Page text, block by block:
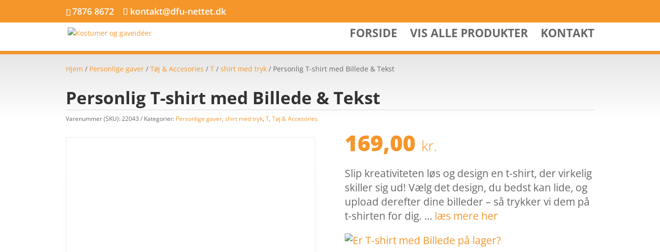
7876 8672 kontakt@dfu-nettet.dk
FORSIDE VIS ALLE PRODUKTER KONTAKT
Hjem / Personlige gaver /Tøj & Accesories /T /shirt med tryk / Personlig T-shirt med Billede & Tekst
Personlig T-shirt med Billede & Tekst
Varenummer (SKU):22043 Kategorier: Personlige gaver,shirt med tryk,T,Tøj & Accesories
169,00 kr.
Slip kreativiteten løs og design en t-shirt, der virkelig
skiller sig ud! Vælg det design, du bedst kan lide, og
upload derefter dine billeder – så trykker vi dem på
t-shirten for dig. … læs mere her